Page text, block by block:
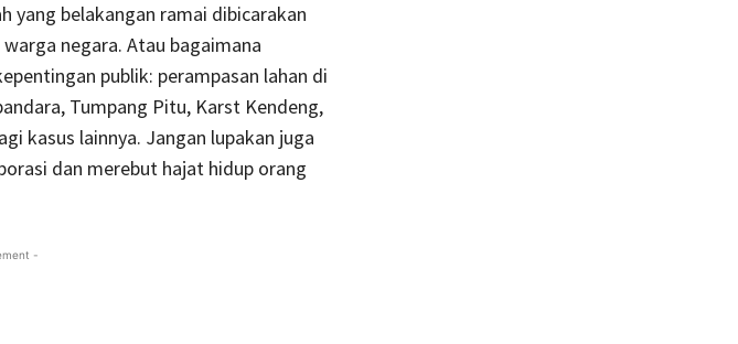
yang belakangan ramai dibicarakan
negara. Atau bagaimana
publik: perampasan lahan di
Tumpang Pitu, Karst Kendeng,
kasus lainnya. Jangan lupakan juga
dan merebut hajat hidup orang
-